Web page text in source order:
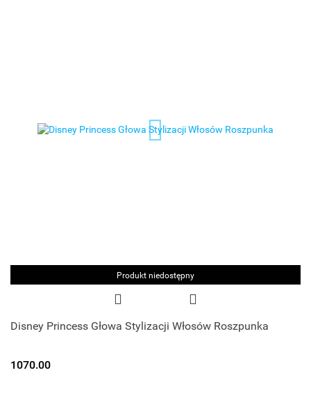
Produkt niedostępny
Disney Princess Głowa Stylizacji Włosów Roszpunka
1070.00